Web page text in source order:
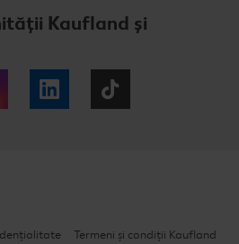
Kaufland și
Instagram LinkedIn
Termeni și condiții Kaufland